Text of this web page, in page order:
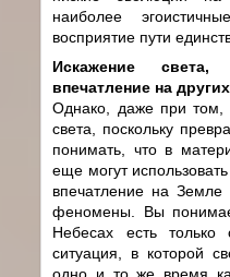
наиболее
восприятие пути
Искажение
впечатление на других
Однако, даже при том,
света, поскольку
понимать, что в
еще могут
впечатление на
феномены. Вы
Небесах есть
ситуация, в которой
одно и то же время